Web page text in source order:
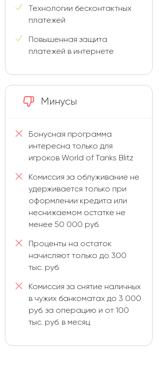
Технологии бесконтактных
платежей
Повышенная защита
платежей в интернете
Минусы
Бонусная программа
интересна только для
игроков World of Tanks Blitz
Комиссия за облуживание не
удерживается только при
оформлении кредита или
неснижаемом остатке не
менее 50 000 руб.
Проценты на остаток
начисляют только до 300
тыс. руб.
Комиссия за снятие наличных
в чужих банкоматах до 3 000
руб. за операцию и от 100
тыс. руб. в месяц